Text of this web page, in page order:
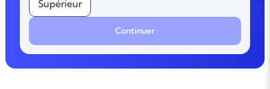
Supérieur
Continuer